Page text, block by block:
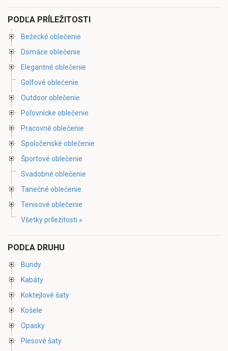
PODĽA PRÍLEŽITOSTI
Bežecké oblečenie
Domáce oblečenie
Elegantné oblečenie
Golfové oblečenie
Outdoor oblečenie
Poľovnícke oblečenie
Pracovné oblečenie
Spoločenské oblečenie
Športové oblečenie
Svadobné oblečenie
Tanečné oblečenie
Tenisové oblečenie
Všetky príležitosti »
PODĽA DRUHU
Bundy
Kabáty
Koktejlové šaty
Košele
Opasky
Plesové šaty